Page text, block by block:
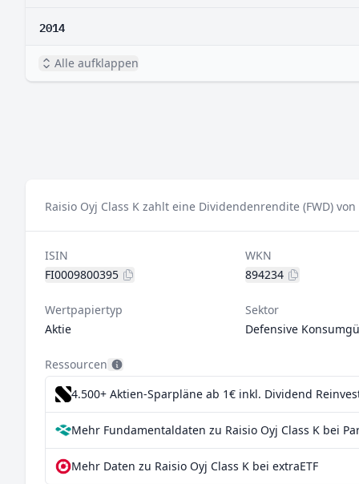
2014
Alle aufklappen
Raisio Oyj Class K zahlt eine Dividendenrendite (FWD) von
ISIN
FI0009800395
WKN
894234
Wertpapiertyp
Aktie
Sektor
Defensive
Ressourcen
4.500+ Aktien-Sparpläne ab 1€ inkl. Dividend
Mehr Fundamentaldaten zu Raisio Oyj Class K bei
Mehr Daten zu Raisio Oyj Class K bei extraETF